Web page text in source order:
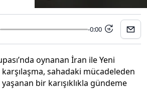
-0:00 15
oynanan İran ile Yeni
sahadaki mücadeleden
yaşanan bir karışıklıkla gündeme